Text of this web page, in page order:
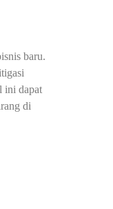
baru.
ini dapat
di